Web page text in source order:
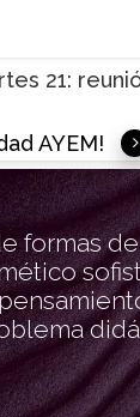
21:
AYEM!
formas de